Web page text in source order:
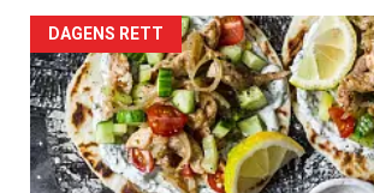
DAGENS RETT